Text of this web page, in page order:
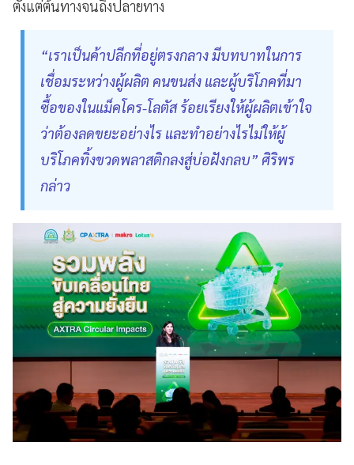
ตั้งแต่ต้นทางจนถึงปลายทาง
“เราเป็นค้าปลีกที่อยู่ตรงกลาง มีบทบาทในการ
เชื่อมระหว่างผู้ผลิต คนขนส่ง และผู้บริโภคที่มา
ซื้อของในแม็คโคร-โลตัส ร้อยเรียงให้ผู้ผลิตเข้าใจ
ว่าต้องลดขยะอย่างไร และทำอย่างไรไม่ให้ผู้
บริโภคทิ้งขวดพลาสติกลงสู่บ่อฝังกลบ” ศิริพร
กล่าว